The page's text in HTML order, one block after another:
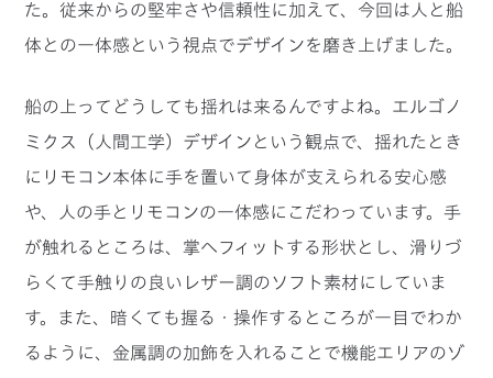
た。従来からの堅牢さや信頼性に加えて、今回は人と船
体との一体感という視点でデザインを磨き上げました。
船の上ってどうしても揺れは来るんですよね。エルゴノ
ミクス（人間工学）デザインという観点で、揺れたとき
にリモコン本体に手を置いて身体が支えられる安心感
や、人の手とリモコンの一体感にこだわっています。手
が触れるところは、掌へフィットする形状とし、滑りづ
らくて手触りの良いレザー調のソフト素材にしていま
す。また、暗くても握る・操作するところが一目でわか
るように、金属調の加飾を入れることで機能エリアのゾ